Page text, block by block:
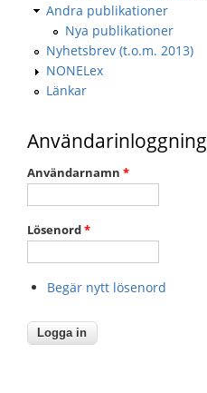
Andra publikationer
Nya publikationer
Nyhetsbrev (t.o.m. 2013)
NONELex
Länkar
Användarinloggning
Användarnamn *
Lösenord*
Begär nytt lösenord